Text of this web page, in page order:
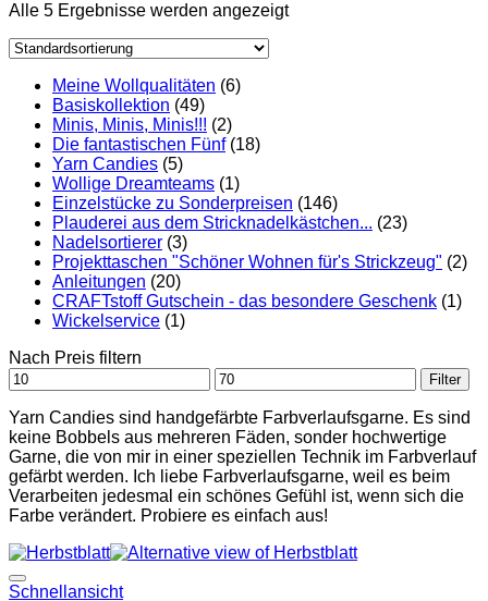
Alle 5 Ergebnisse werden angezeigt
Meine Wollqualitäten (6)
Basiskollektion (49)
Minis, Minis, Minis!!! (2)
Die fantastischen Fünf (18)
Yarn Candies (5)
Wollige Dreamteams (1)
Einzelstücke zu Sonderpreisen (146)
Plauderei aus dem Stricknadelkästchen... (23)
Nadelsortierer (3)
Projekttaschen "Schöner Wohnen für's Strickzeug" (2)
Anleitungen (20)
CRAFTstoff Gutschein - das besondere Geschenk (1)
Wickelservice (1)
Nach Preis filtern
Min.
Preis
Max.
Preis
Filter
Yarn Candies sind handgefärbte Farbverlaufsgarne. Es sind
keine Bobbels aus mehreren Fäden, sonder hochwertige
Garne, die von mir in einer speziellen Technik im Farbverlauf
gefärbt werden. Ich liebe Farbverlaufsgarne, weil es beim
Verarbeiten jedesmal ein schönes Gefühl ist, wenn sich die
Farbe verändert. Probiere es einfach aus!
Schnellansicht